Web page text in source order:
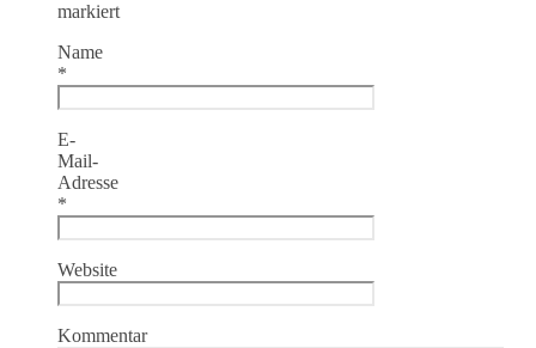
markiert
Name
*
E-
Mail-
Adresse
*
Website
Kommentar